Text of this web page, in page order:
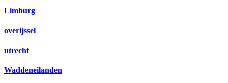
Limburg
overijssel
utrecht
Waddeneilanden